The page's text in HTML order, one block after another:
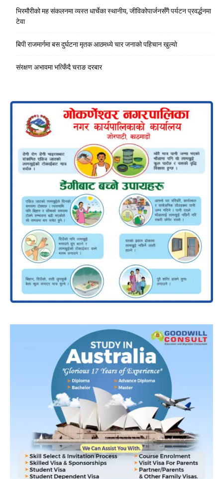
भिरमौरीको मह संकलनमा व्यस्त धार्चेका स्थानीय, जीविकोपार्जनसँगै पर्यटन प्रवर्द्धनमा
टेवा
बिपी राजमार्गमा बस दुर्घटना मृतक आठमध्ये चार जनाको पहिचान खुल्याे
संरक्षण अभावमा भत्किँदै चराङ दरबार